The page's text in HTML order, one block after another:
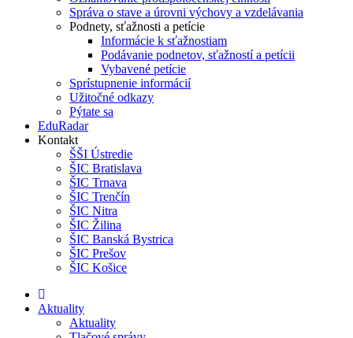
Správa o stave a úrovni výchovy a vzdelávania
Podnety, sťažnosti a petície
Informácie k sťažnostiam
Podávanie podnetov, sťažností a petícii
Vybavené petície
Sprístupnenie informácií
Užitočné odkazy
Pýtate sa
EduRadar
Kontakt
ŠŠI Ústredie
ŠIC Bratislava
ŠIC Trnava
ŠIC Trenčín
ŠIC Nitra
ŠIC Žilina
ŠIC Banská Bystrica
ŠIC Prešov
ŠIC Košice
Aktuality
Aktuality